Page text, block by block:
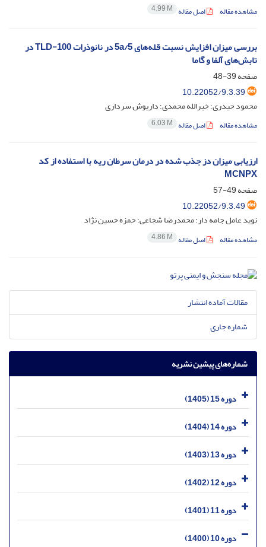
مشاهده مقاله اصل مقاله 4.99 M
بررسی میزان افزایش نسبت قله‌های 5a/5 در نانوذرات TLD-100 در
تابش‌های آلفا و گاما
صفحه39-48
10.22052/9.3.39
محمود حیدری؛ خیرالله محمدی؛ داریوش سرداری
مشاهده مقاله اصل مقاله 6.03 M
ارزیابی میزان دز جذب شده در درمان سرطان ریه با استفاده از کد
MCNPX
صفحه49-57
10.22052/9.3.49
نوید عامل جامه دار؛ محمدرضا شجاعی؛ حمزه حسین نژاد
مشاهده مقاله اصل مقاله 4.86 M
مقالات آماده انتشار
شماره جاری
شماره‌های پیشین نشریه
دوره 15 (1405)
دوره 14 (1404)
دوره 13 (1403)
دوره 12 (1402)
دوره 11 (1401)
دوره 10 (1400)